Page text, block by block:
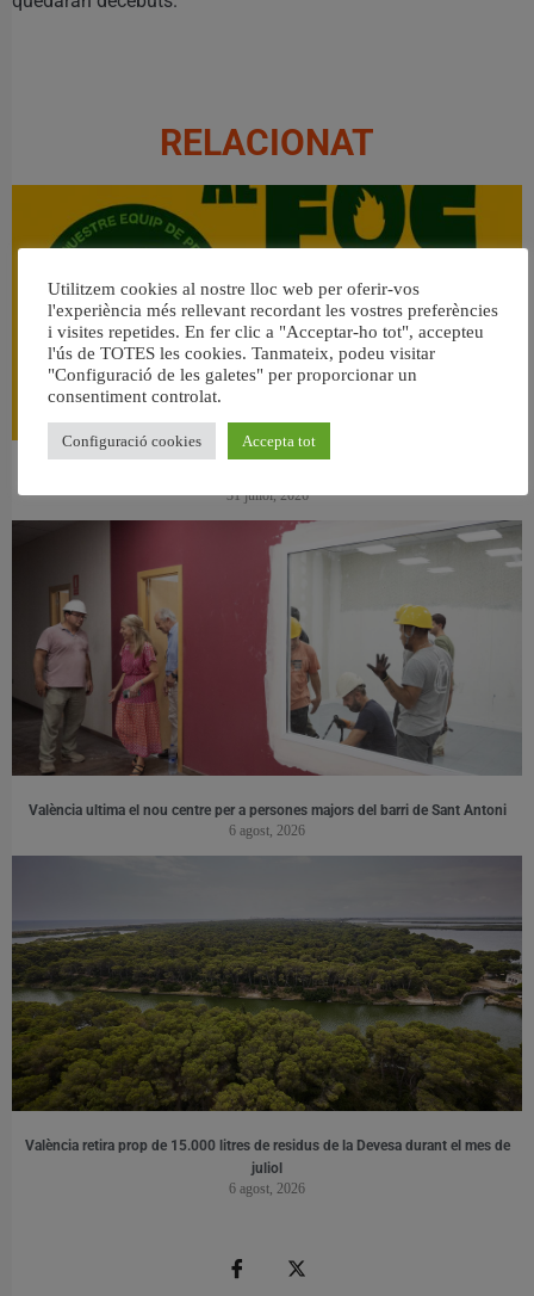
RELACIONAT
31 juliol, 2026
València ultima el nou centre per a persones majors del barri de Sant Antoni
6 agost, 2026
València retira prop de 15.000 litres de residus de la Devesa durant el mes de
juliol
6 agost, 2026
Utilitzem cookies al nostre lloc web per oferir-vos
l'experiència més rellevant recordant les vostres preferències
i visites repetides. En fer clic a "Acceptar-ho tot", accepteu
l'ús de TOTES les cookies. Tanmateix, podeu visitar
"Configuració de les galetes" per proporcionar un
consentiment controlat.
Configuració cookies Accepta tot